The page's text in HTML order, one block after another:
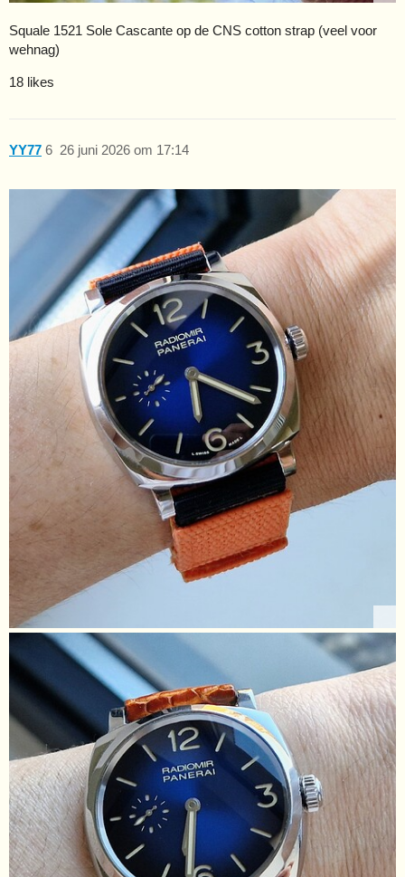
Squale 1521 Sole Cascante op de CNS cotton strap (veel voor
wehnag)
18 likes
YY77 26 juni 2026 om 17:14
6